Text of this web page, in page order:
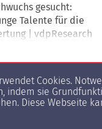
gesucht:
Talente für die
| vdpResearch
Q4/2025:
beendet 2025
| IVSC
| vdp-
Cookies.
indem sie
Diese Webseite